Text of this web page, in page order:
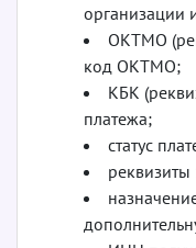
организации
ОКТМО
код ОКТМО;
КБК
платежа;
статус